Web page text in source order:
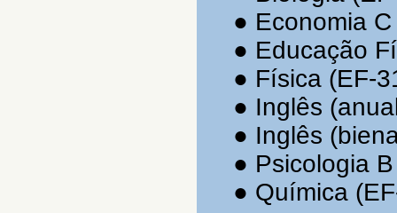
● Economia
● Educação
● Física (EF-
● Inglês
● Inglês
● Psicologia
● Química